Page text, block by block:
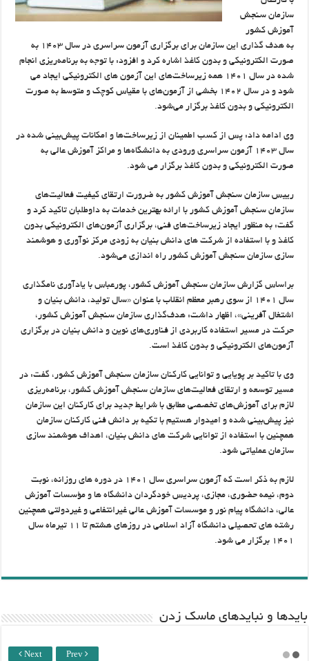
سازمان سنجش
آموزش کشور
به هدف گذاری این سازمان برای برگزاری آزمون سراسری در سال ۱۴۰۳ به
صورت الکترونیکی و بدون کاغذ اشاره کرد و افزود: با توجه به برنامه‌ریزی انجام
شده در سال ۱۴۰۱ همه زیرساخت‌های این آزمون های الکترونیکی ایجاد می
شود و در سال ۱۴۰۲ بخشی از آزمون‌های با مقیاس کوچک و متوسط به صورت
الکترونیکی و بدون کاغذ برگزار می‌شود.
وی ادامه داد: پس از کسب اطمینان از زیرساخت‌ها و امکانات پیش‌بینی شده در
سال ۱۴۰۳ آزمون سراسری ورودی به دانشگاه‌ها و مراکز آموزش عالی به
صورت الکترونیکی و بدون کاغذ برگزار می شود.
رییس سازمان سنجش آموزش کشور به ضرورت ارتقای کیفیت فعالیت‌های
سازمان سنجش آموزش کشور با ارائه بهترین خدمات به داوطلبان تاکید کرد و
گفت: به منظور ایجاد زیرساخت‌های فنی، برگزاری آزمون‌های الکترونیکی بدون
کاغذ و با استفاده از شرکت های دانش بنیان به زودی مرکز نوآوری و هوشمند
سازی سازمان سنجش آموزش کشور راه اندازی می‌شود.
براساس گزارش سازمان سنجش آموزش کشور، پورعباس با یادآوری نامگذاری
سال ۱۴۰۱ از سوی رهبر معظم انقلاب با عنوان «سال تولید، دانش بنیان و
اشتغال آفرینی»، اظهار داشت: هدف‌گذاری سازمان سنجش آموزش کشور،
حرکت در مسیر استفاده کاربردی از فناوری‌های نوین و دانش بنیان در برگزاری
آزمون‌های الکترونیکی و بدون کاغذ است.
وی با تاکید بر پویایی و توانایی کارکنان سازمان سنجش آموزش کشور، گفت: در
مسیر توسعه و ارتقای فعالیت‌های سازمان سنجش آموزش کشور، برنامه‌ریزی
لازم برای آموزش‌های تخصصی مطابق با شرایط جدید برای کارکنان این سازمان
نیز پیش‌بینی شده و امیدوار هستیم با تکیه بر دانش فنی کارکنان سازمان
همچنین با استفاده از توانایی شرکت های دانش بنیان، اهداف هوشمند سازی
سازمان عملیاتی شود.
لازم به ذکر است که آزمون سراسری سال ۱۴۰۱ در دوره‌ های روزانه، نوبت
دوم، نیمه‌ حضوری، مجازی، پردیس خودگردان دانشگاه‌ ها و مؤسسات آموزش
عالی، دانشگاه پیام نور و موسسات آموزش عالی غیرانتفاعی و غیردولتی همچنین
رشته‌ های تحصیلی دانشگاه آزاد اسلامی در روزهای هشتم تا ۱۱ تیرماه سال
۱۴۰۱ برگزار می شود.
باید‌ها و نبایدهای ماسک زدن
Next Prev